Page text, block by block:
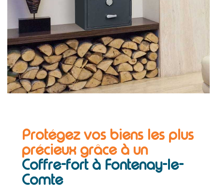
Protégez vos biens les plus
précieux grâce à un
Coffre-fort à Fontenay-le-
Comte